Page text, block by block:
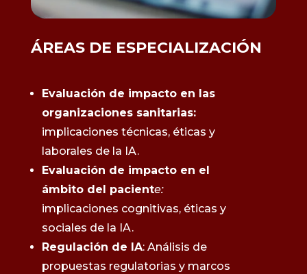
ÁREAS DE ESPECIALIZACIÓN
Evaluación de impacto en las
organizaciones sanitarias:
implicaciones técnicas, éticas y
laborales de la IA.
Evaluación de impacto en el
ámbito del paciente:
implicaciones cognitivas, éticas y
sociales de la IA.
Regulación de IA: Análisis de
propuestas regulatorias y marcos